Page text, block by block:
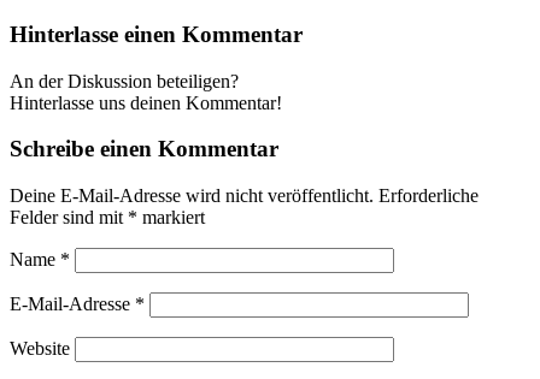
Hinterlasse einen Kommentar
An der Diskussion beteiligen?
Hinterlasse uns deinen Kommentar!
Schreibe einen Kommentar
Deine E-Mail-Adresse wird nicht veröffentlicht. Erforderliche
Felder sind mit * markiert
Name *
E-Mail-Adresse *
Website